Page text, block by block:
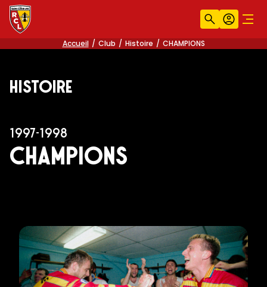
Recherche
Accueil Club Histoire CHAMPIONS
Histoire
1997-1998
CHAMPIONS